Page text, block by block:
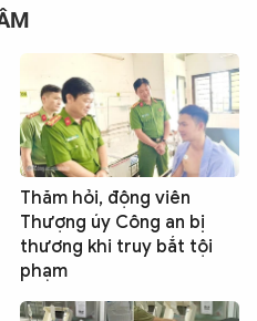
Thăm hỏi, động viên
Thượng úy Công an bị
thương khi truy bắt tội
phạm